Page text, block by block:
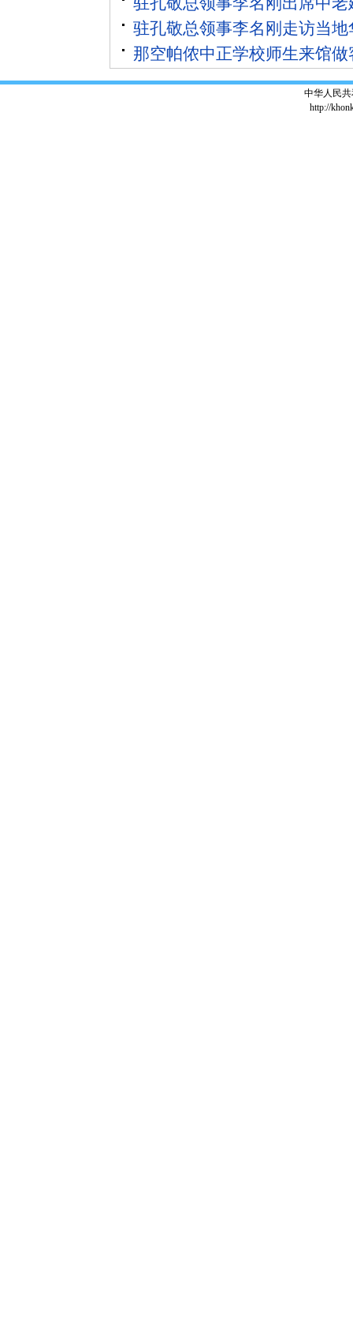
驻孔敬总领事李名刚走访当地
那空帕侬中正学校师生来馆做
中华人民
http://